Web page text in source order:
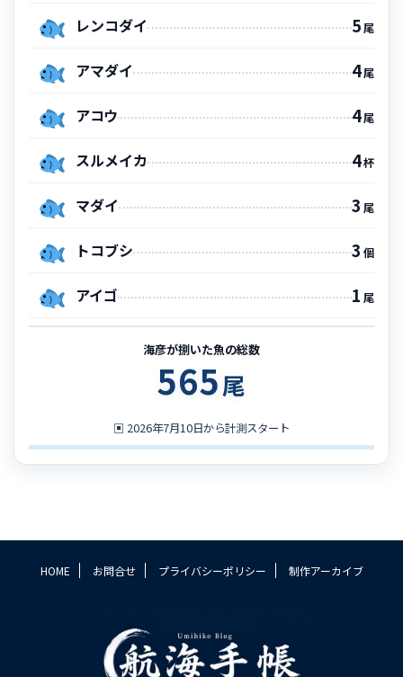
レンコダイ 5尾
アマダイ 4尾
アコウ 4尾
スルメイカ 4杯
マダイ 3 尾
トコブシ 3 個
アイゴ 1 尾
海彦が捌いた魚の総数
565尾
▣ 2026年7月10日から計測スタート
HOME お問合せ プライバシーポリシー 制作アーカイブ